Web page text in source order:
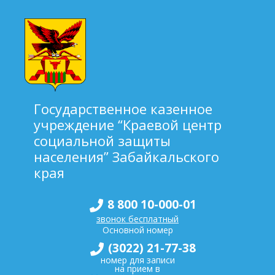
Государственное казенное
учреждение “Краевой центр
социальной защиты
населения” Забайкальского
края
8 800 10-000-01
звонок бесплатный
Основной номер
(3022) 21-77-38
номер для записи
на прием в